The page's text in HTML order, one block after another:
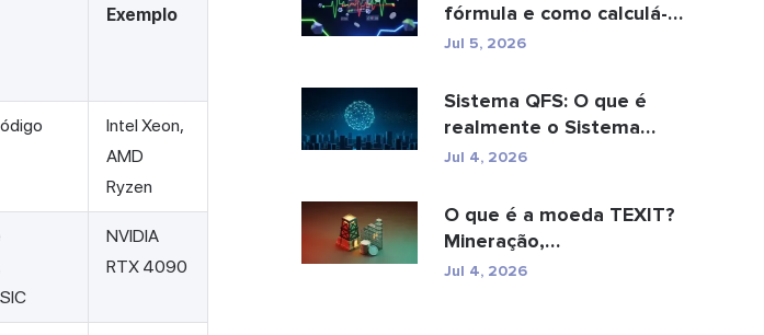
Exemplo
Intel Xeon,
AMD
Ryzen
NVIDIA
RTX 4090
fórmula e como calculá-
lo.
Jul 5, 2026
Sistema QFS: O que é
realmente o Sistema
Financeiro Quântico (20...
Jul 4, 2026
O que é a moeda TEXIT?
Mineração,
especificações e riscos
Jul 4, 2026